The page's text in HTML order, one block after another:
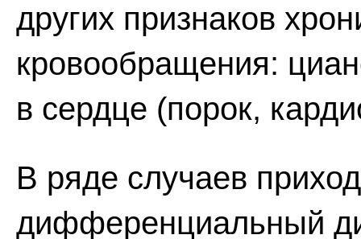
других признаков
кровообращения:
в сердце (порок,
В ряде случаев
дифференциальный